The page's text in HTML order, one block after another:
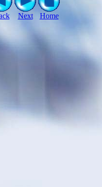
Next Home